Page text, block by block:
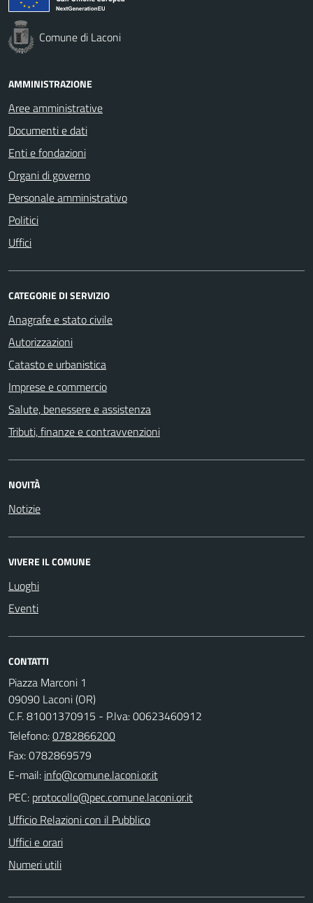
Comune di Laconi
AMMINISTRAZIONE
Aree amministrative
Documenti e dati
Enti e fondazioni
Organi di governo
Personale amministrativo
Politici
Uffici
CATEGORIE DI SERVIZIO
Anagrafe e stato civile
Autorizzazioni
Catasto e urbanistica
Imprese e commercio
Salute, benessere e assistenza
Tributi, finanze e contravvenzioni
NOVITÀ
Notizie
VIVERE IL COMUNE
Luoghi
Eventi
CONTATTI
Piazza Marconi 1
09090 Laconi (OR)
C.F. 81001370915 - P.Iva: 00623460912
Telefono:0782866200
Fax: 0782869579
E-mail:
PEC:
Ufficio Relazioni con il Pubblico
Uffici e orari
Numeri utili